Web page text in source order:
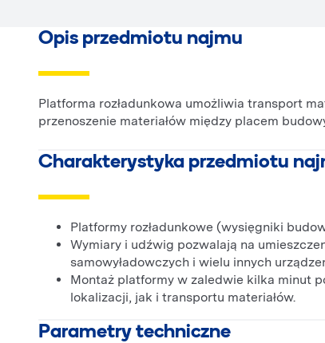
Opis przedmiotu najmu
Platforma rozładunkowa umożliwia transport
przenoszenie materiałów między placem
Charakterystyka przedmiotu
Platformy rozładunkowe (wysięgniki
Wymiary i udźwig pozwalają na
samowyładowczych i wielu innych
Montaż platformy w zaledwie kilka minut
lokalizacji, jak i transportu materiałów.
Parametry techniczne